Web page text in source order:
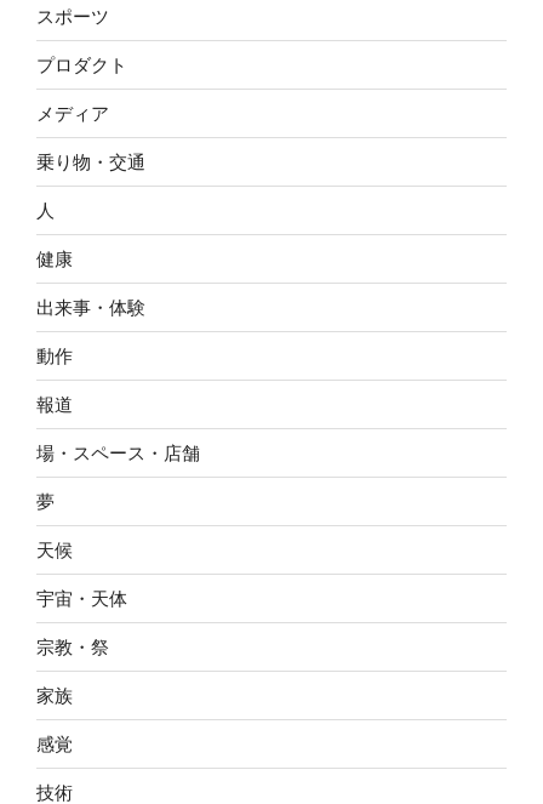
スポーツ
プロダクト
メディア
乗り物・交通
人
健康
出来事・体験
動作
報道
場・スペース・店舗
夢
天候
宇宙・天体
宗教・祭
家族
感覚
技術